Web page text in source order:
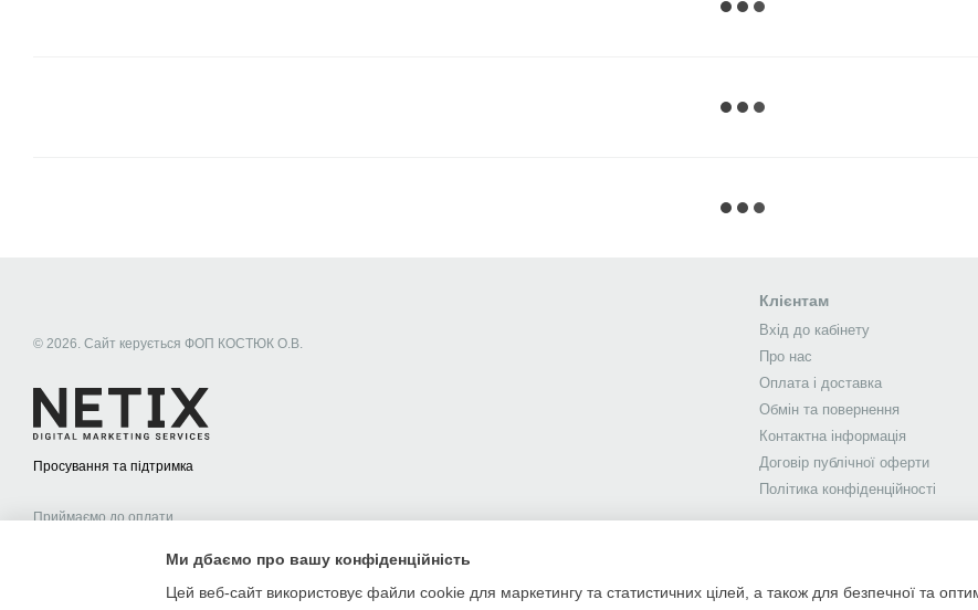
© 2026. Сайт керується ФОП КОСТЮК О.В.
Просування та підтримка
Приймаємо до оплати
Клієнтам
Вхід до кабінету
Про нас
Оплата і доставка
Обмін та повернення
Контактна інформація
Договір публічної оферти
Політика конфіденційності
Ми дбаємо про вашу конфіденційність
Цей веб-сайт використовує файли cookie для маркетингу та статистичних цілей, а також для безпечної та